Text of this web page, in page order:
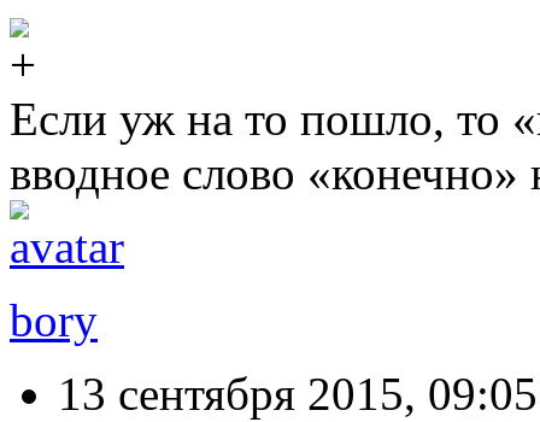
Если уж на то пошло, то
вводное слово
bory
13 сентября 2015, 09:05